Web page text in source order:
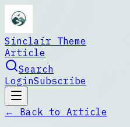
Sinclair Theme
Article
Search
LoginSubscribe
← Back to Article